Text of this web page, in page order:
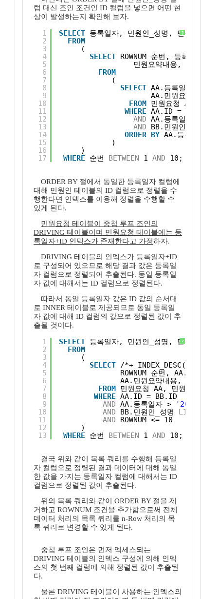
럼 대신 조인 조건인 ID 컬럼을 넣으면 어떤 현
상이 발생하는지 확인해 보자.
?
1
2
3
4
5
6
7
8
9
10
11
12
13
14
15
16
17
SELECT 등록일자, 민원인_성명, 민원연락
FROM
(
SELECT ROWNUM 순번, 등록일자,
민원요약내용, 해결여
FROM
(
SELECT AA.등록일자, BB.
AA.민원요약내용,
FROM 민원요청 AA, 민
WHERE AA.ID = BB.ID
AND AA.등록일자 >
AND
BB.민원인_성명
ORDER BY AA.등록일자
)
)
WHERE
순번 BETWEEN 1 AND 10;
ORDER BY 절에서 동일한 등록일자 컬럼에
대해 민원인 테이블의 ID 컬럼으로 정렬을 수
행한다면 인덱스를 이용해 정렬을 수행할 수
있게 된다.
민원요청 테이블이 중첩 루프 조인의
DRIVING 테이블이며 민원요청 테이블에는 등
록일자+ID 인덱스가 존재한다고 가정하자.
DRIVING 테이블의 인덱스가 등록일자+ID
로 구성되어 있으므로 해당 결과 값은 등록일
자 컬럼으로 정렬되어 추출된다. 동일 등록일
자 값에 대해서는 ID 컬럼으로 정렬된다.
따라서 동일 등록일자 값은 ID 값의 순서대
로 INNER 테이블로 제공되므로 동일 등록일
자 값에 대해 ID 컬럼의 값으로 정렬된 값이 추
출될 것이다.
?
1
2
3
4
5
6
7
8
9
10
11
12
13
SELECT 등록일자, 민원인_성명, 민원연락
FROM
(
SELECT /*+ INDEX_DESC(AA, 등
ROWNUM 순번, AA.등록
AA.민원요약내용, AA.해결
FROM 민원요청 AA, 민원인 BB
WHERE AA.ID = BB.ID
AND AA.등록일자 >
AND
BB.민원인_성명 LIKE
AND
ROWNUM <= 10
)
WHERE
순번 BETWEEN 1 AND 10;
결국 위와 같이 목록 쿼리를 수행해 등록일
자 컬럼으로 정렬된 결과 데이터에 대해 동일
한 값을 가지는 등록일자 컬럼에 대해서는 ID
컬럼으로 정렬된 값이 추출된다.
위의 목록 쿼리와 같이 ORDER BY 절을 제
거하고 ROWNUM 조건을 추가함으로써 전체
데이터 처리의 목록 쿼리를 n-Row 처리의 목
록 쿼리로 변경할 수 있게 된다.
중첩 루프 조인은 먼저 엑세스되는
DRIVING 테이블의 인덱스 구성에 의해 인덱
스의 첫 번째 컬럼에 의해 정렬된 값이 추출된
다.
물론 DRIVING 테이블이 사용하는 인덱스의